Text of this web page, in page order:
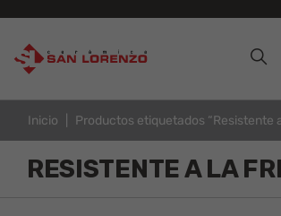
Inicio Productos etiquetados “Resistente
RESISTENTE A LA